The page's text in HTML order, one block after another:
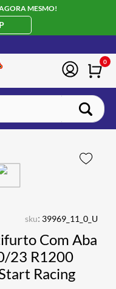
MESMO!
0
sku: 39969_11_0_U
Com Aba
23 R1200
Racing